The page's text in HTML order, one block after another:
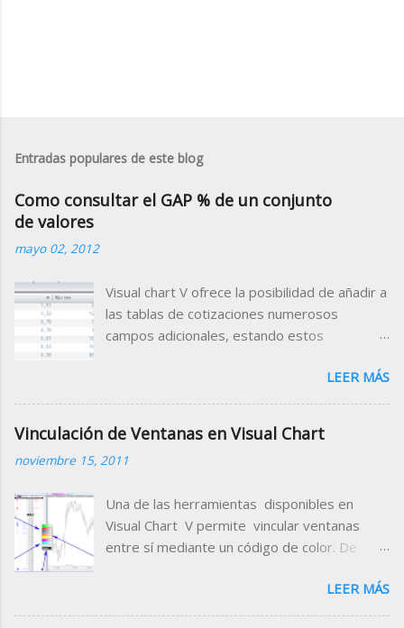
Entradas populares de este blog
Como consultar el GAP % de un conjunto
de valores
mayo 02, 2012
Visual chart V ofrece la posibilidad de añadir a
las tablas de cotizaciones numerosos
campos adicionales, estando estos
tiempo real, valor de indicadores, datos
fundamentales, rating etc.) Para el Mercado
Porcentual que muestra porcentualmente la
diferencia de la apertura con respecto al
de este dato en una tabla de cotizaciones,
añádelo en la cabecera de la misma siguiendo
estas indicaciones. 1. Abrir la tabla donde
facilitará la información sobre el Gap
porcentual. Para el ejemplo utilizaremos la
LEER MÁS
Vinculación de Ventanas en Visual Chart
noviembre 15, 2011
Una de las herramientas disponibles en
Visual Chart V permite vincular ventanas
entre sí mediante un código de color. De
rápidamente el símbolo que estamos
visualizando en cada una de las ventanas
LEER MÁS